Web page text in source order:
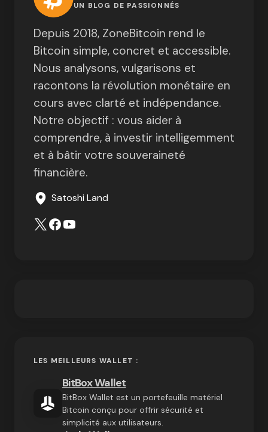
UN BLOG DE PASSIONNÉS
Depuis 2018, ZoneBitcoin rend le
Bitcoin simple, concret et accessible.
Nous analysons, vulgarisons et
racontons la révolution monétaire en
cours avec clarté et indépendance.
Notre objectif : vous aider à
comprendre, à investir intelligemment
et à bâtir votre souveraineté
financière.
Satoshi Land
LES MEILLEURS WALLET :
BitBox Wallet
BitBox Wallet est un portefeuille matériel
Bitcoin conçu pour offrir sécurité et
simplicité aux utilisateurs.